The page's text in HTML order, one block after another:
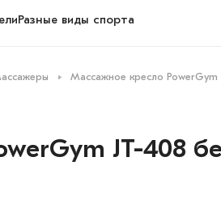
Разные виды спорта
Массажное кресло PowerGym
JT-408